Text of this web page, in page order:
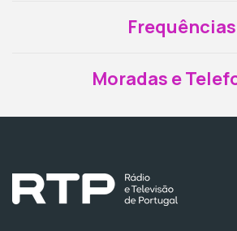
Frequências
Moradas e